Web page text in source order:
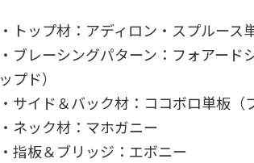
・トップ材：アディロン・スプルース
・ブレーシングパターン：フォアー
ップド）
・サイド＆バック材：ココボロ単板（
・ネック材：マホガニー
・指板＆ブリッジ：エボニー